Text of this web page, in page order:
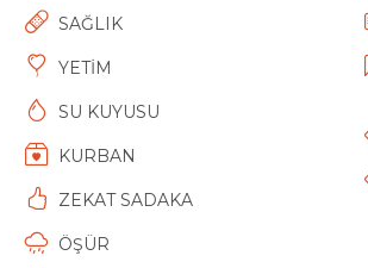
SAĞLIK
YETİM
SU KUYUSU
KURBAN
ZEKAT SADAKA
ÖŞÜR